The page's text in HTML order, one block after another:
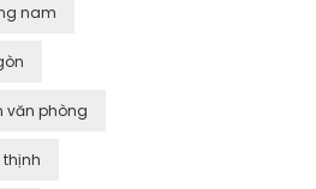
nam
văn phòng